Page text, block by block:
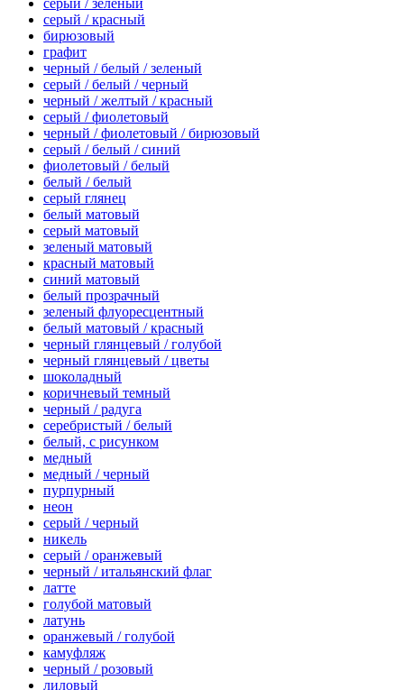
серый / зеленый
серый / красный
бирюзовый
графит
черный / белый / зеленый
серый / белый / черный
черный / желтый / красный
серый / фиолетовый
черный / фиолетовый / бирюзовый
серый / белый / синий
фиолетовый / белый
белый / белый
серый глянец
белый матовый
серый матовый
зеленый матовый
красный матовый
синий матовый
белый прозрачный
зеленый флуоресцентный
белый матовый / красный
черный глянцевый / голубой
черный глянцевый / цветы
шоколадный
коричневый темный
черный / радуга
серебристый / белый
белый, с рисунком
медный
медный / черный
пурпурный
неон
серый / черный
никель
серый / оранжевый
черный / итальянский флаг
латте
голубой матовый
латунь
оранжевый / голубой
камуфляж
черный / розовый
лиловый